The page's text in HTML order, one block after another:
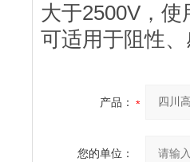
大于2500V，
可适用于阻性
产品：
您的单位：